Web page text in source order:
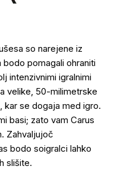
so narejene iz
pomagali ohraniti
intenzivnimi igralnimi
velike, 50-milimetrske
kar se dogaja med igro.
basi; zato vam Carus
Zahvaljujoč
bodo soigralci lahko
slišite.